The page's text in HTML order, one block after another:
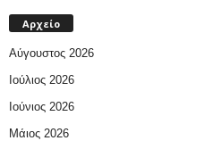
Αρχείο
Αύγουστος 2026
Ιούλιος 2026
Ιούνιος 2026
Μάιος 2026